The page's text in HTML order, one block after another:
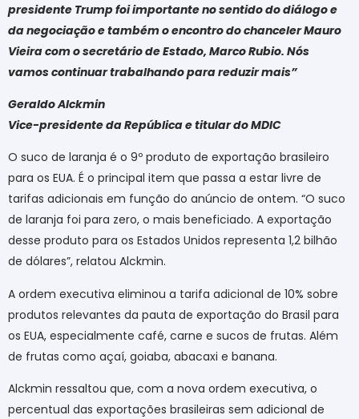
presidente Trump foi importante no sentido do diálogo e
da negociação e também o encontro do chanceler Mauro
Vieira com o secretário de Estado, Marco Rubio. Nós
vamos continuar trabalhando para reduzir mais”
Geraldo Alckmin
Vice-presidente da República e titular do MDIC
O suco de laranja é o 9º produto de exportação brasileiro
para os EUA. É o principal item que passa a estar livre de
tarifas adicionais em função do anúncio de ontem. “O suco
de laranja foi para zero, o mais beneficiado. A exportação
desse produto para os Estados Unidos representa 1,2 bilhão
de dólares”, relatou Alckmin.
A ordem executiva eliminou a tarifa adicional de 10% sobre
produtos relevantes da pauta de exportação do Brasil para
os EUA, especialmente café, carne e sucos de frutas. Além
de frutas como açaí, goiaba, abacaxi e banana.
Alckmin ressaltou que, com a nova ordem executiva, o
percentual das exportações brasileiras sem adicional de